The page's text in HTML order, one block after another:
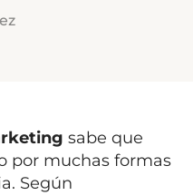
sabe que
por muchas formas
Según